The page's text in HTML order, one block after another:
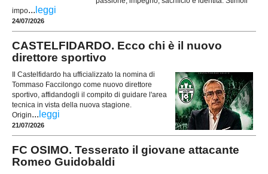
impo... leggi
24/07/2026
CASTELFIDARDO. Ecco chi è il nuovo
direttore sportivo
Il Castelfidardo ha ufficializzato la nomina di
Tommaso Faccilongo come nuovo direttore
sportivo, affidandogli il compito di guidare l'area
tecnica in vista della nuova stagione.
Origin... leggi
21/07/2026
FC OSIMO. Tesserato il giovane attacante
Romeo Guidobaldi